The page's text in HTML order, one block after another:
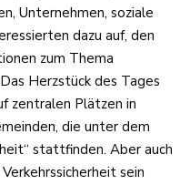
Unternehmen, soziale
dazu auf, den
zum Thema
Herzstück des Tages
zentralen Plätzen in
die unter dem
stattfinden. Aber auch
sein